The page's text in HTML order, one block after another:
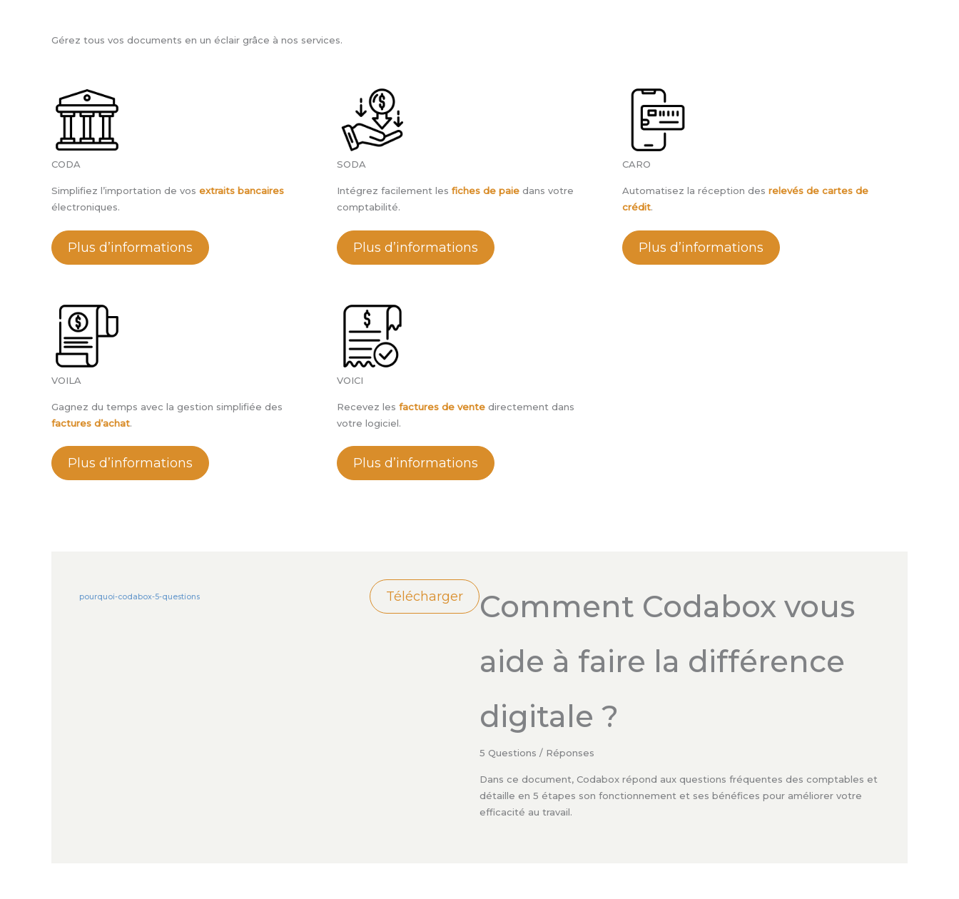
Gérez tous vos documents en un éclair grâce à nos services.
CODA
Simplifiez l’importation de vos extraits bancaires
électroniques.
Plus d’informations
SODA
Intégrez facilement les fiches de paie dans votre
comptabilité.
Plus d’informations
CARO
Automatisez la réception des relevés de cartes de
crédit.
Plus d’informations
VOILA
Gagnez du temps avec la gestion simplifiée des
factures d’achat.
Plus d’informations
VOICI
Recevez les factures de vente directement dans
votre logiciel.
Plus d’informations
pourquoi-codabox-5-questions Télécharger
Comment Codabox vous
aide à faire la différence
digitale ?
5 Questions / Réponses
Dans ce document, Codabox répond aux questions fréquentes des comptables et
détaille en 5 étapes son fonctionnement et ses bénéfices pour améliorer votre
efficacité au travail.